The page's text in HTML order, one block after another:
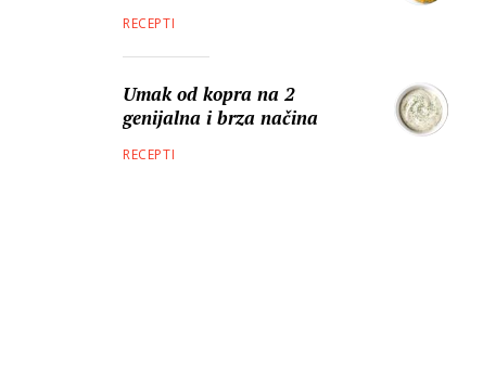
RECEPTI
Umak od kopra na 2
genijalna i brza načina
RECEPTI